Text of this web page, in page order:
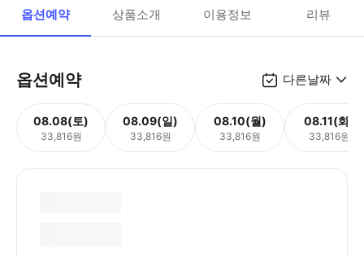
옵션예약 상품소개 이용정보 리뷰
옵션예약 다른날짜
08.08(토)
33,816원
08.09(일)
33,816원
08.10(월)
33,816원
08.11(화)
33,816원